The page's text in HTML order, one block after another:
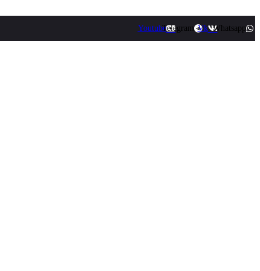
YoutubeTelegram Vk Whatsapp